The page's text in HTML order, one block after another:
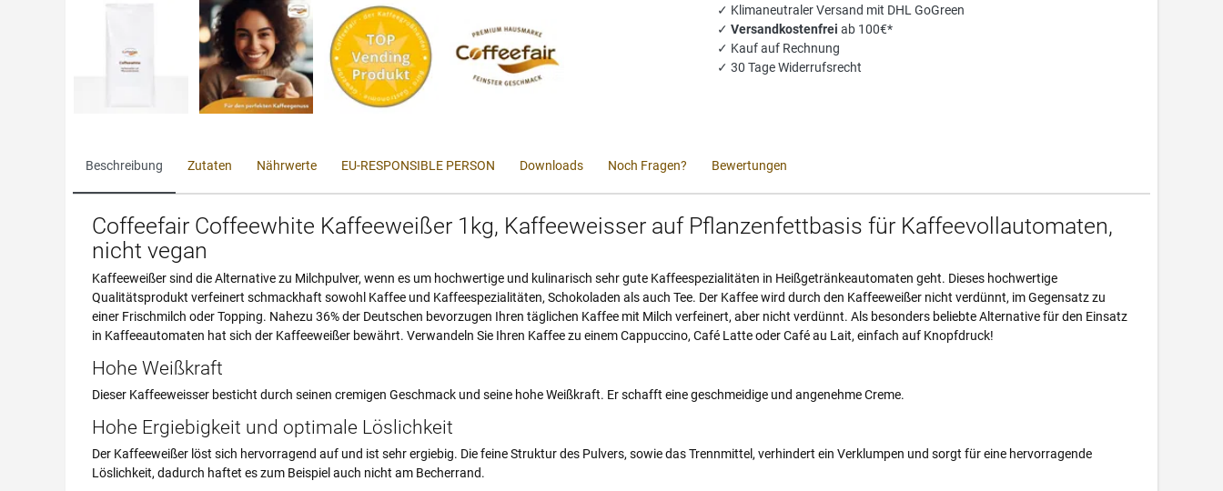
✓ Klimaneutraler Versand mit DHL GoGreen
✓Versandkostenfreiab 100€*
✓ Kauf auf Rechnung
✓ 30 Tage Widerrufsrecht
Beschreibung Zutaten Nährwerte EU-RESPONSIBLE PERSON Downloads Noch Fragen? Bewertungen
Coffeefair Coffeewhite Kaffeeweißer 1kg, Kaffeeweisser auf Pflanzenfettbasis für Kaffeevollautomaten,
nicht vegan
Kaffeeweißer sind die Alternative zu Milchpulver, wenn es um hochwertige und kulinarisch sehr gute Kaffeespezialitäten in Heißgetränkeautomaten geht. Dieses hochwertige
Qualitätsprodukt verfeinert schmackhaft sowohl Kaffee und Kaffeespezialitäten, Schokoladen als auch Tee. Der Kaffee wird durch den Kaffeeweißer nicht verdünnt, im Gegensatz zu
einer Frischmilch oder Topping. Nahezu 36% der Deutschen bevorzugen Ihren täglichen Kaffee mit Milch verfeinert, aber nicht verdünnt. Als besonders beliebte Alternative für den Einsatz
in Kaffeeautomaten hat sich der Kaffeeweißer bewährt. Verwandeln Sie Ihren Kaffee zu einem Cappuccino, Café Latte oder Café au Lait, einfach auf Knopfdruck!
Hohe Weißkraft
Dieser Kaffeeweisser besticht durch seinen cremigen Geschmack und seine hohe Weißkraft. Er schafft eine geschmeidige und angenehme Creme.
Hohe Ergiebigkeit und optimale Löslichkeit
Der Kaffeeweißer löst sich hervorragend auf und ist sehr ergiebig. Die feine Struktur des Pulvers, sowie das Trennmittel, verhindert ein Verklumpen und sorgt für eine hervorragende
Löslichkeit, dadurch haftet es zum Beispiel auch nicht am Becherrand.